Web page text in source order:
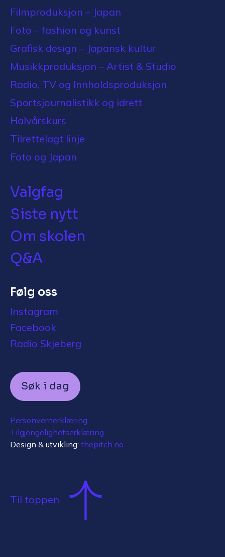
Filmproduksjon – Japan
Foto – fashion og kunst
Grafisk design – Japansk kultur
Musikkproduksjon – Artist & Studio
Radio, TV og Innholdsproduksjon
Sportsjournalistikk og idrett
Halvårskurs
Tilrettelagt linje
Foto og Japan
Valgfag
Siste nytt
Om skolen
Q&A
Følg oss
Instagram
Facebook
Radio Skjeberg
Søk i dag
Personvernerklæring
Tilgjengelighetserklæring
Design & utvikling: thepitch.no
Til toppen